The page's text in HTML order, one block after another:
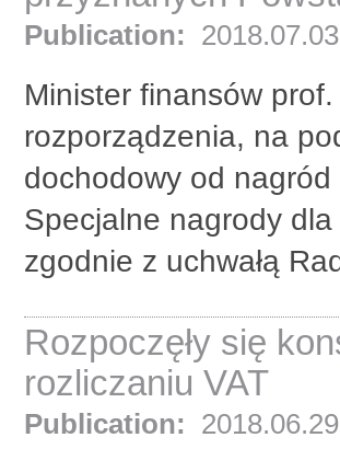
Publication:
Minister finansów
rozporządzenia, na
dochodowy od
Specjalne nagrody dla
zgodnie z uchwałą
Rozpoczęły się
rozliczaniu VAT
Publication: